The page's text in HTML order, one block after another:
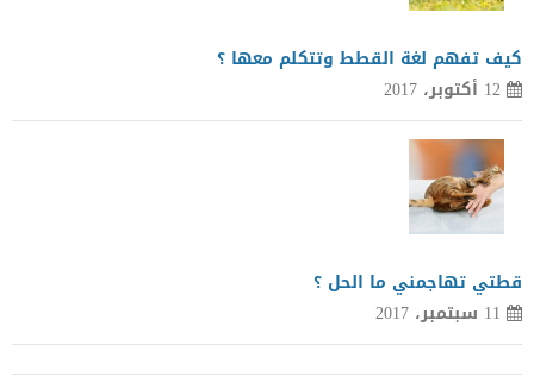
كيف تفهم لغة القطط وتتكلم معها ؟
12 أكتوبر، 2017
قطتي تهاجمني ما الحل ؟
11 سبتمبر، 2017